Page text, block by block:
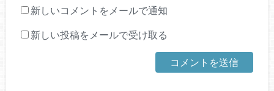
新しいコメントをメールで通知
新しい投稿をメールで受け取る